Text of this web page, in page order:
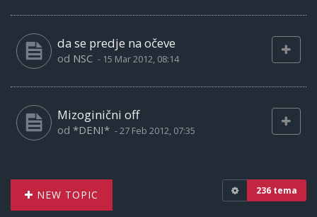
da se predje na očeve
od NSC - 15 Mar 2012, 08:14
Mizoginični off
od *DENI* -27 Feb 2012, 07:35
NEW TOPIC 236 tema